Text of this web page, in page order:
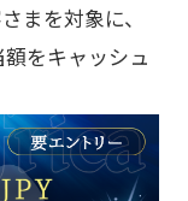
まを対象に、
をキャッシュ